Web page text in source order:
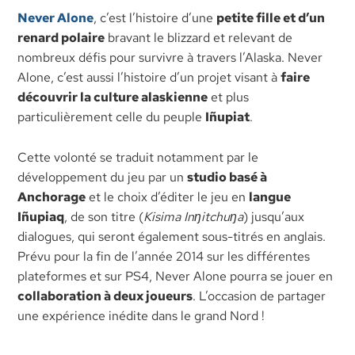
Never Alone, c’est l’histoire d’une petite fille et d’un
renard polaire bravant le blizzard et relevant de
nombreux défis pour survivre à travers l’Alaska. Never
Alone, c’est aussi l’histoire d’un projet visant àfaire
découvrir la culture alaskienne et plus
particulièrement celle du peuple Iñupiat.
Cette volonté se traduit notamment par le
développement du jeu par unstudio basé à
Anchorage et le choix d’éditer le jeu en langue
Iñupiaq, de son titre (Kisima Inŋitchuŋa) jusqu’aux
dialogues, qui seront également sous-titrés en anglais.
Prévu pour la fin de l’année 2014 sur les différentes
plateformes et sur PS4, Never Alone pourra se jouer en
collaboration à deux joueurs. L’occasion de partager
une expérience inédite dans le grand Nord !